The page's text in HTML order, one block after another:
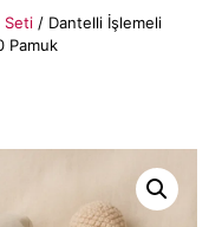
Seti / Dantelli İşlemeli
Pamuk